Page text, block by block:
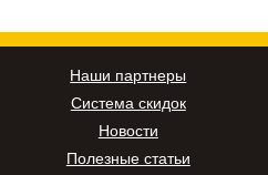
Наши партнеры
Система скидок
Новости
Полезные статьи